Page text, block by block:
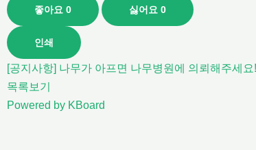
좋아요 0 싫어요 0
인쇄
[공지사항] 나무가 아프면 나무병원에 의뢰해주세요!
목록보기
Powered by KBoard